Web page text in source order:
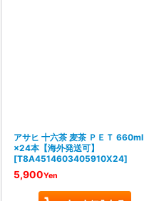
アサヒ 十六茶 麦茶 ＰＥＴ 660ml
×24本【海外発送可】
[T8A4514603405910X24]
5,900Yen